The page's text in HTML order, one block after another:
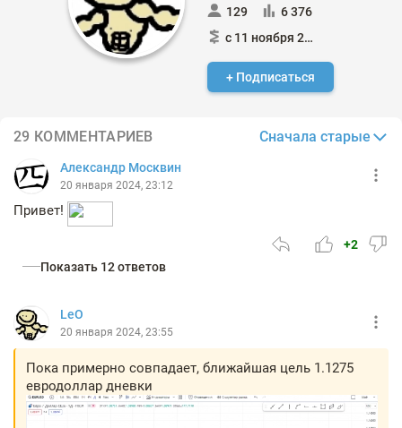
129
6 376
с 11 ноября 2014
+ Подписаться
29 КОММЕНТАРИЕВ Сначала старые
Александр Москвин
20 января 2024, 23:12
Привет!
+2
Показать 12 ответов
LeO
20 января 2024, 23:55
Пока примерно совпадает, ближайшая цель 1.1275
евродоллар дневки